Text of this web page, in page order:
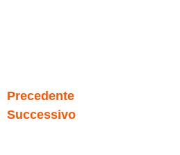
Precedente
Successivo